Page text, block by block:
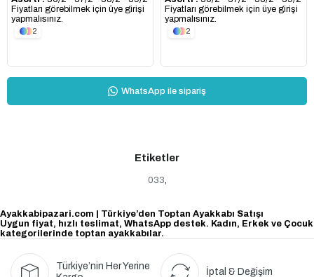
Fiyatları görebilmek için üye girişi
yapmalısınız.
2
Fiyatları görebilmek için üye girişi
yapmalısınız.
2
WhatsApp ile sipariş
Etiketler
033
Ayakkabipazari.com | Türkiye’den Toptan Ayakkabı Satışı
Uygun fiyat, hızlı teslimat, WhatsApp destek. Kadın, Erkek ve Çocuk
kategorilerinde toptan ayakkabılar.
Türkiye’nin Her Yerine
İptal & Değişim